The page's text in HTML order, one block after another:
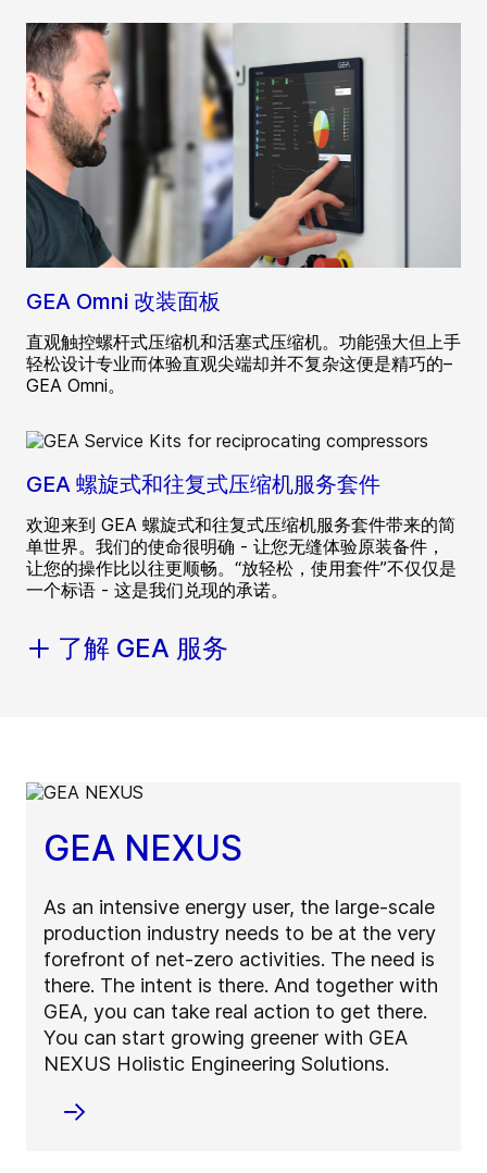
GEA Omni 改装面板
直观触控螺杆式压缩机和活塞式压缩机。功能强大但上手
轻松设计专业而体验直观尖端却并不复杂这便是精巧的–
GEA Omni。
GEA 螺旋式和往复式压缩机服务套件
欢迎来到 GEA 螺旋式和往复式压缩机服务套件带来的简
单世界。我们的使命很明确 - 让您无缝体验原装备件，
让您的操作比以往更顺畅。“放轻松，使用套件”不仅仅是
一个标语 - 这是我们兑现的承诺。
了解 GEA 服务
GEA NEXUS
As an intensive energy user, the large-scale
production industry needs to be at the very
forefront of net-zero activities. The need is
there. The intent is there. And together with
GEA, you can take real action to get there.
You can start growing greener with GEA
NEXUS Holistic Engineering Solutions.